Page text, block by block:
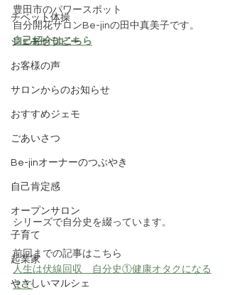
チベット体操
ジェモセラピー
お客様の声
サロンからのお知らせ
おすすめジェモ
ごあいさつ
Be-jinオーナーのつぶやき
自己肯定感
オープンサロン
子育て
起業家
やさしいマルシェ
豊田市のパワースポット
自分開花サロンBe-jinの田中真美子です。
自己紹介はこちら
シリーズで自分史を綴っています。
前回までの記事はこちら
人生は伏線回収　自分史①健康オタクになる
まで